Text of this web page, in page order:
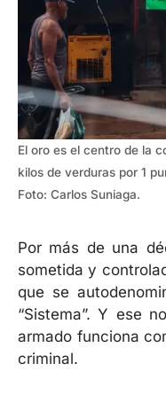
El oro es el centro de la
kilos de verduras por 1
Foto: Carlos Suniaga.
Por más de una
sometida y
que se
“Sistema”. Y ese
armado funciona
criminal.